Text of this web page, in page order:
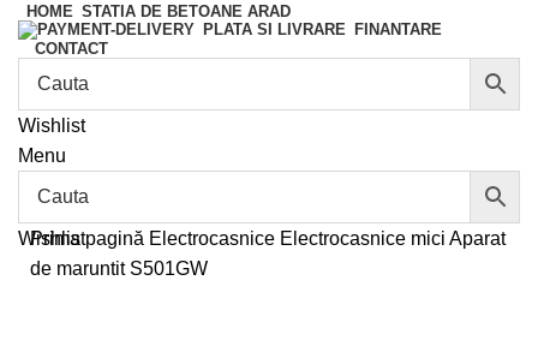
HOME STATIA DE BETOANE ARAD
PLATA SI LIVRARE FINANTARE
CONTACT
Wishlist
Menu
Wishlist
Prima pagină Electrocasnice Electrocasnice mici Aparat
de maruntit S501GW